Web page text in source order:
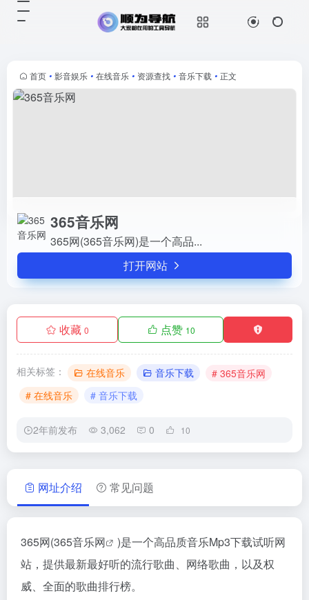
首页 • 影音娱乐 • 在线音乐 • 资源查找 • 音乐下载 • 正文
365音乐网
365网(365音乐网)是一个高品...
打开网站
收藏 0 点赞 10
相关标签： 在线音乐 音乐下载
# 365音乐网
# 在线音乐
# 音乐下载
2年前发布 3,062 0 10
网址介绍 常见问题
365网(365音乐网
)是一个高品质音乐Mp3下载试听网
站，提供最新最好听的流行歌曲、网络歌曲，以及权
威、全面的歌曲排行榜。